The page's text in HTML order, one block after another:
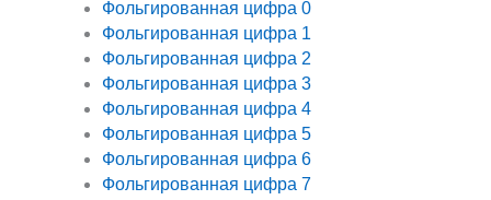
Фольгированная цифра 0
Фольгированная цифра 1
Фольгированная цифра 2
Фольгированная цифра 3
Фольгированная цифра 4
Фольгированная цифра 5
Фольгированная цифра 6
Фольгированная цифра 7